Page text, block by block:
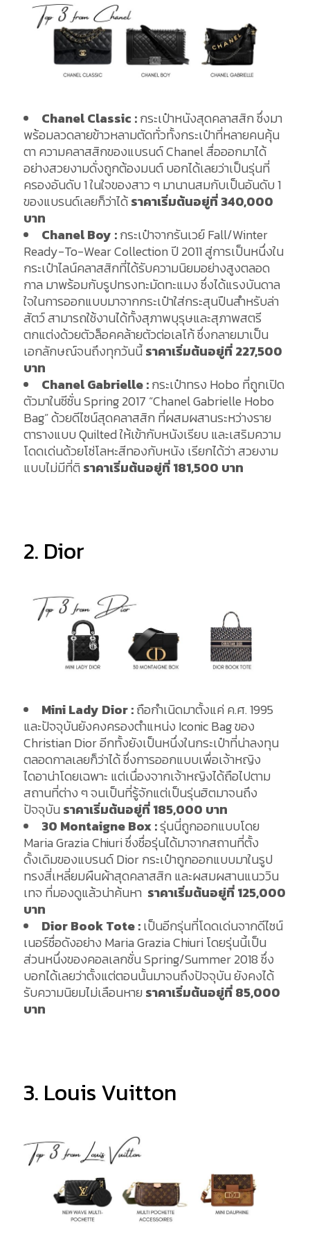
Chanel Classic :กระเป๋าหนังสุดคลาสสิก ซึ่งมา
พร้อมลวดลายข้าวหลามตัดทั่วทั้งกระเป๋าที่หลายคนคุ้น
ตา ความคลาสสิกของแบรนด์ Chanel สื่อออกมาได้
อย่างสวยงามดั่งถูกต้องมนต์ บอกได้เลยว่าเป็นรุ่นที่
ครองอันดับ 1 ในใจของสาว ๆ มานานสมกับเป็นอันดับ 1
ของแบรนด์เลยก็ว่าได้ราคาเริ่มต้นอยู่ที่340,000
บาท
Chanel Boy :กระเป๋าจากรันเวย์ Fall/Winter
Ready-To-Wear Collection ปี 2011 สู่การเป็นหนึ่งใน
กระเป๋าไลน์คลาสสิกที่ได้รับความนิยมอย่างสูงตลอด
กาล มาพร้อมกับรูปทรงทะมัดทะแมง ซึ่งได้แรงบันดาล
ใจในการออกแบบมาจากกระเป๋าใส่กระสุนปืนสำหรับล่า
สัตว์ สามารถใช้งานได้ทั้งสุภาพบุรุษและสุภาพสตรี
ตกแต่งด้วยตัวล็อคคล้ายตัวต่อเลโก้ ซึ่งกลายมาเป็น
เอกลักษณ์จนถึงทุกวันนี้ราคาเริ่มต้นอยู่ที่ 227,500
บาท
Chanel Gabrielle :กระเป๋าทรง Hobo ที่ถูกเปิด
ตัวมาในซีซั่น Spring 2017 “Chanel Gabrielle Hobo
Bag” ด้วยดีไซน์สุดคลาสสิก ที่ผสมผสานระหว่างราย
ตารางแบบ Quilted ให้เข้ากับหนังเรียบ และเสริมความ
โดดเด่นด้วยโซ่โลหะสีทองกับหนัง เรียกได้ว่า สวยงาม
แบบไม่มีที่ติราคาเริ่มต้นอยู่ที่181,500 บาท
2. Dior
Mini Lady Dior :ถือกำเนิดมาตั้งแค่ ค.ศ. 1995
และปัจจุบันยังคงครองตำแหน่ง Iconic Bag ของ
Christian Dior อีกทั้งยังเป็นหนึ่งในกระเป๋าที่น่าลงทุน
ตลอดกาลเลยก็ว่าได้ ซึ่งการออกแบบเพื่อเจ้าหญิง
ไดอาน่าโดยเฉพาะ แต่เนื่องจากเจ้าหญิงได้ถือไปตาม
สถานที่ต่าง ๆ จนเป็นที่รู้จักแต่เป็นรุ่นฮิตมาจนถึง
ปัจจุบันราคาเริ่มต้นอยู่ที่185,000 บาท
30 Montaigne Box :รุ่นนี่ถูกออกแบบโดย
Maria Grazia Chiuri ซึ่งชื่อรุ่นได้มาจากสถานที่ตั้ง
ดั้งเดิมของแบรนด์ Dior กระเป๋าถูกออกแบบมาในรูป
ทรงสี่เหลี่ยมผืนผ้าสุดคลาสสิก และผสมผสานแนววิน
เทจ ที่มองดูแล้วน่าค้นหา ราคาเริ่มต้นอยู่ที่125,000
บาท
Dior Book Tote :เป็นอีกรุ่นที่โดดเด่นจากดีไซน์
เนอร์ชื่อดังอย่าง Maria Grazia Chiuri โดยรุ่นนี้เป็น
ส่วนหนึ่งของคอลเลกชั่น Spring/Summer 2018 ซึ่ง
บอกได้เลยว่าตั้งแต่ตอนนั้นมาจนถึงปัจจุบัน ยังคงได้
รับความนิยมไม่เลือนหายราคาเริ่มต้นอยู่ที่85,000
บาท
3. Louis Vuitton